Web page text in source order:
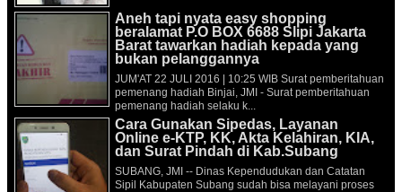
Aneh tapi nyata easy shopping
beralamat P.O BOX 6688 Slipi Jakarta
Barat tawarkan hadiah kepada yang
bukan pelanggannya
JUM'AT 22 JULI 2016 | 10:25 WIB Surat pemberitahuan
pemenang hadiah Binjai, JMI - Surat pemberitahuan
pemenang hadiah selaku k...
Cara Gunakan Sipedas, Layanan
Online e-KTP, KK, Akta Kelahiran, KIA,
dan Surat Pindah di Kab.Subang
SUBANG, JMI -- Dinas Kependudukan dan Catatan
Sipil Kabupaten Subang sudah bisa melayani proses